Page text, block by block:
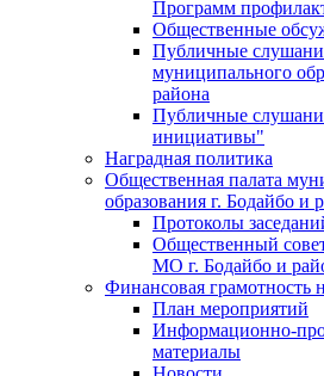
Программ
Общественные
Публичные
муниципального
района
Публичные
инициативы"
Наградная политика
Общественная палата
образования г. Бодайбо и
Протоколы
Общественный
МО г. Бодайбо и
Финансовая грамотность
План мероприятий
Информационно-
материалы